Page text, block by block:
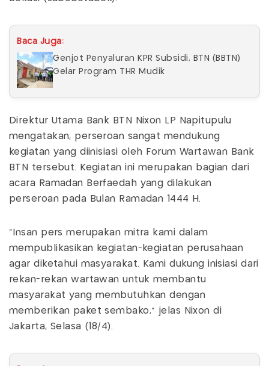
Baca Juga:
Genjot Penyaluran KPR Subsidi, BTN (BBTN)
Gelar Program THR Mudik
Direktur Utama Bank BTN Nixon LP Napitupulu
mengatakan, perseroan sangat mendukung
kegiatan yang diinisiasi oleh Forum Wartawan Bank
BTN tersebut. Kegiatan ini merupakan bagian dari
acara Ramadan Berfaedah yang dilakukan
perseroan pada Bulan Ramadan 1444 H.
“Insan pers merupakan mitra kami dalam
mempublikasikan kegiatan-kegiatan perusahaan
agar diketahui masyarakat. Kami dukung inisiasi dari
rekan-rekan wartawan untuk membantu
masyarakat yang membutuhkan dengan
memberikan paket sembako,” jelas Nixon di
Jakarta, Selasa (18/4).